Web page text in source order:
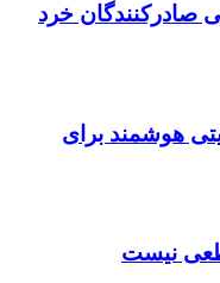
صادرکنندگان خرد
هوشمند برای
نیست